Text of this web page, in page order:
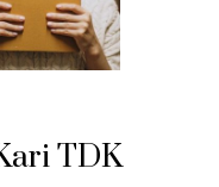
TDK